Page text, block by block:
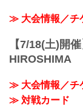
≫ 大会情報／チ
【7/18(土)開
HIROSHIMA
≫ 大会情報／チ
≫ 対戦カード